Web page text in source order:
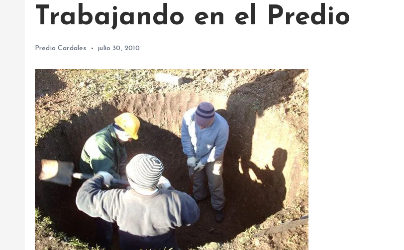
Trabajando en el Predio
Predio Cardales julio 30, 2010